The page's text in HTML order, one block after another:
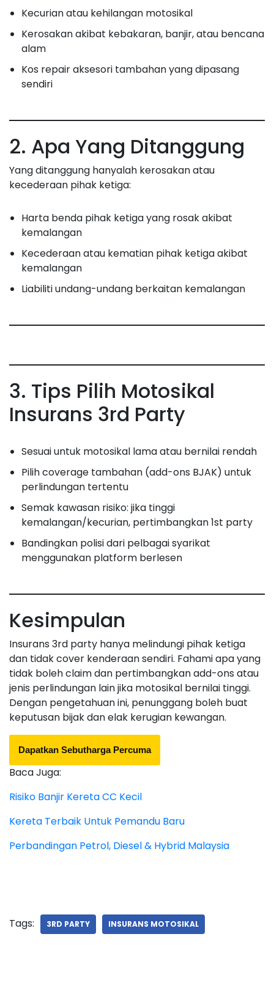
Kecurian atau kehilangan motosikal
Kerosakan akibat kebakaran, banjir, atau bencana
alam
Kos repair aksesori tambahan yang dipasang
sendiri
2. Apa Yang Ditanggung
Yang ditanggung hanyalah kerosakan atau
kecederaan pihak ketiga:
Harta benda pihak ketiga yang rosak akibat
kemalangan
Kecederaan atau kematian pihak ketiga akibat
kemalangan
Liabiliti undang-undang berkaitan kemalangan
3. Tips Pilih Motosikal
Insurans 3rd Party
Sesuai untuk motosikal lama atau bernilai rendah
Pilih coverage tambahan (add-ons BJAK) untuk
perlindungan tertentu
Semak kawasan risiko: jika tinggi
kemalangan/kecurian, pertimbangkan 1st party
Bandingkan polisi dari pelbagai syarikat
menggunakan platform berlesen
Kesimpulan
Insurans 3rd party hanya melindungi pihak ketiga
dan tidak cover kenderaan sendiri. Fahami apa yang
tidak boleh claim dan pertimbangkan add-ons atau
jenis perlindungan lain jika motosikal bernilai tinggi.
Dengan pengetahuan ini, penunggang boleh buat
keputusan bijak dan elak kerugian kewangan.
Dapatkan Sebutharga Percuma
Baca Juga:
Risiko Banjir Kereta CC Kecil
Kereta Terbaik Untuk Pemandu Baru
Perbandingan Petrol, Diesel & Hybrid Malaysia
Tags: 3RD PARTY INSURANS MOTOSIKAL